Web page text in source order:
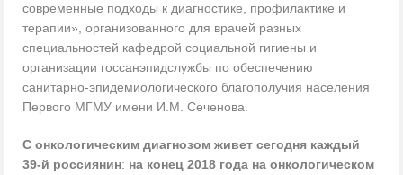
современные подходы к диагностике, профилактике и
терапии», организованного для врачей разных
специальностей кафедрой социальной гигиены и
организации госсанэпидслужбы по обеспечению
санитарно-эпидемиологического благополучия населения
Первого МГМУ имени И.М. Сеченова.
С онкологическим диагнозом живет сегодня каждый
39-й россиянин: на конец 2018 года на онкологическом